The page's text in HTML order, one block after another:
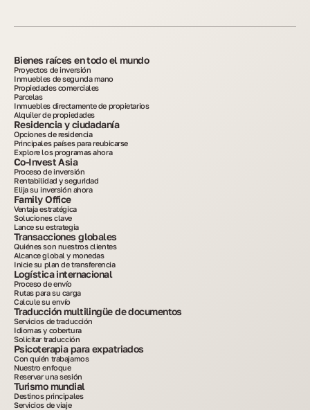
Bienes raíces en todo el mundo
Proyectos de inversión
Inmuebles de segunda mano
Propiedades comerciales
Parcelas
Inmuebles directamente de propietarios
Alquiler de propiedades
Residencia y ciudadanía
Opciones de residencia
Principales países para reubicarse
Explore los programas ahora
Co-Invest Asia
Proceso de inversión
Rentabilidad y seguridad
Elija su inversión ahora
Family Office
Ventaja estratégica
Soluciones clave
Lance su estrategia
Transacciones globales
Quiénes son nuestros clientes
Alcance global y monedas
Inicie su plan de transferencia
Logística internacional
Proceso de envío
Rutas para su carga
Calcule su envío
Traducción multilingüe de documentos
Servicios de traducción
Idiomas y cobertura
Solicitar traducción
Psicoterapia para expatriados
Con quién trabajamos
Nuestro enfoque
Reservar una sesión
Turismo mundial
Destinos principales
Servicios de viaje